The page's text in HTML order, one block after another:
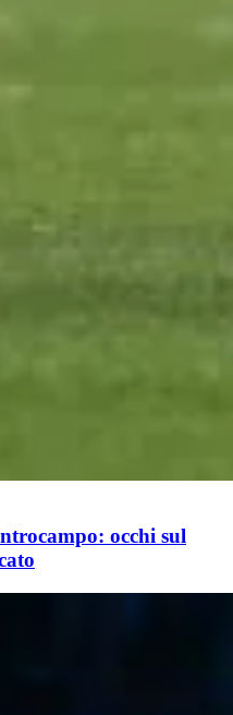
occhi sul